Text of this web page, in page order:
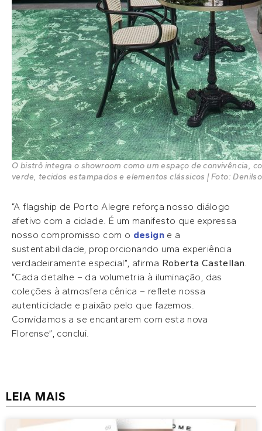
O bistrô integra o showroom como um espaço de convivência,
verde, tecidos estampados e elementos clássicos | Foto:
“A flagship de Porto Alegre reforça nosso diálogo
afetivo com a cidade. É um manifesto que expressa
nosso compromisso com o design e a
sustentabilidade, proporcionando uma experiência
verdadeiramente especial”, afirma Roberta Castellan.
“Cada detalhe – da volumetria à iluminação, das
coleções à atmosfera cênica – reflete nossa
autenticidade e paixão pelo que fazemos.
Convidamos a se encantarem com esta nova
Florense”, conclui.
LEIA MAIS